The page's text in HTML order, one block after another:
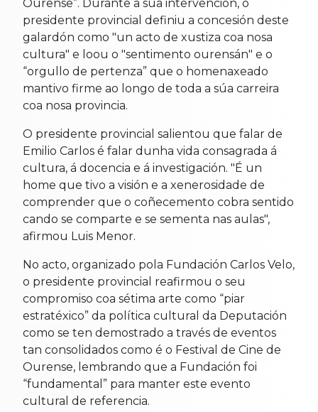
Ourense”. Durante a súa intervención, o
presidente provincial definiu a concesión deste
galardón como "un acto de xustiza coa nosa
cultura" e loou o "sentimento ourensán" e o
“orgullo de pertenza” que o homenaxeado
mantivo firme ao longo de toda a súa carreira
coa nosa provincia.
O presidente provincial salientou que falar de
Emilio Carlos é falar dunha vida consagrada á
cultura, á docencia e á investigación. "É un
home que tivo a visión e a xenerosidade de
comprender que o coñecemento cobra sentido
cando se comparte e se sementa nas aulas",
afirmou Luis Menor.
No acto, organizado pola Fundación Carlos Velo,
o presidente provincial reafirmou o seu
compromiso coa sétima arte como “piar
estratéxico” da política cultural da Deputación
como se ten demostrado a través de eventos
tan consolidados como é o Festival de Cine de
Ourense, lembrando que a Fundación foi
“fundamental” para manter este evento
cultural de referencia.